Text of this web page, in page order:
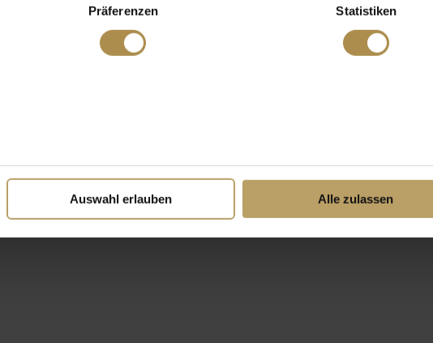
Präferenzen Statistiken
Auswahl erlauben Alle zulassen